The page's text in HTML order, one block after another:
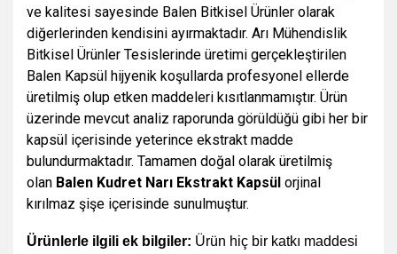
ve kalitesi sayesinde Balen Bitkisel Ürünler olarak
diğerlerinden kendisini ayırmaktadır. Arı Mühendislik
Bitkisel Ürünler Tesislerinde üretimi gerçekleştirilen
Balen Kapsül hijyenik koşullarda profesyonel ellerde
üretilmiş olup etken maddeleri kısıtlanmamıştır. Ürün
üzerinde mevcut analiz raporunda görüldüğü gibi her bir
kapsül içerisinde yeterince ekstrakt madde
bulundurmaktadır. Tamamen doğal olarak üretilmiş
olan Balen Kudret Narı Ekstrakt Kapsül orjinal
kırılmaz şişe içerisinde sunulmuştur.
Ürünlerle ilgili ek bilgiler: Ürün hiç bir katkı maddesi